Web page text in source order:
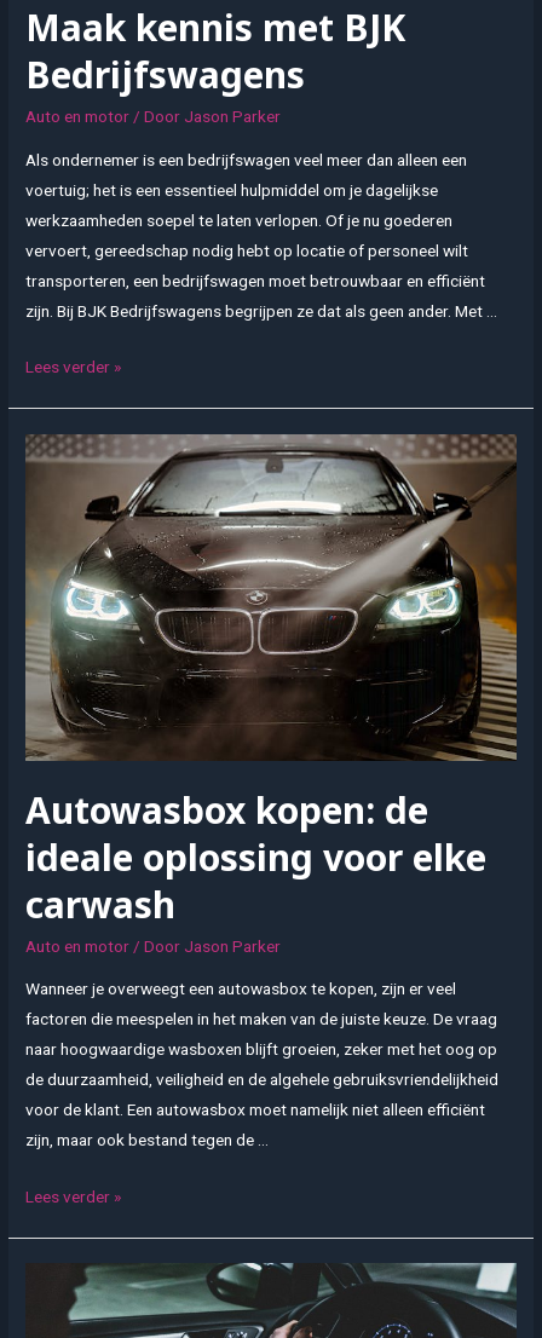
Maak kennis met BJK
Bedrijfswagens
Auto en motor / Door Jason Parker
Als ondernemer is een bedrijfswagen veel meer dan alleen een
voertuig; het is een essentieel hulpmiddel om je dagelijkse
werkzaamheden soepel te laten verlopen. Of je nu goederen
vervoert, gereedschap nodig hebt op locatie of personeel wilt
transporteren, een bedrijfswagen moet betrouwbaar en efficiënt
zijn. Bij BJK Bedrijfswagens begrijpen ze dat als geen ander. Met …
Maak
BJK
Bedrijfswagens
Lees verder »
Autowasbox kopen: de
ideale oplossing voor elke
carwash
Auto en motor / Door Jason Parker
Wanneer je overweegt een autowasbox te kopen, zijn er veel
factoren die meespelen in het maken van de juiste keuze. De vraag
naar hoogwaardige wasboxen blijft groeien, zeker met het oog op
de duurzaamheid, veiligheid en de algehele gebruiksvriendelijkheid
voor de klant. Een autowasbox moet namelijk niet alleen efficiënt
zijn, maar ook bestand tegen de …
Autowasbox
oplossing
Lees verder »